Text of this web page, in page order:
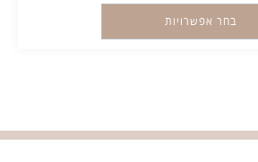
בחר אפשרויות